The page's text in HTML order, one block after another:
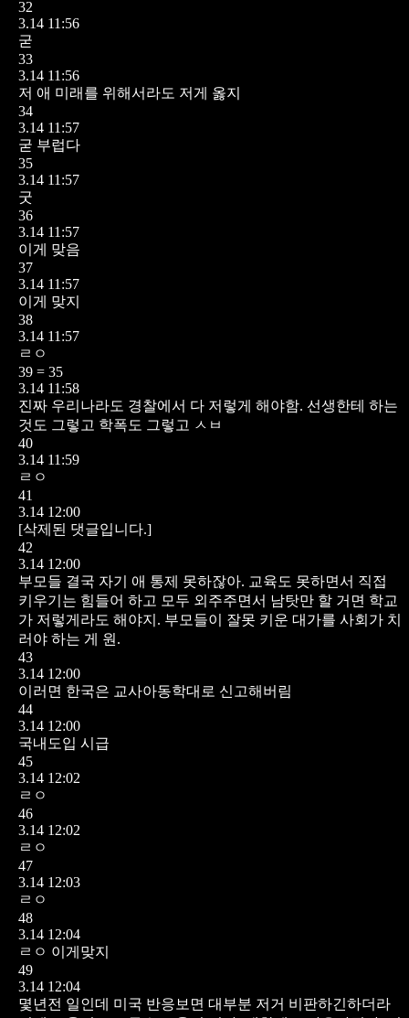
32
3.14 11:56
굳
33
3.14 11:56
저 애 미래를 위해서라도 저게 옳지
34
3.14 11:57
굳 부럽다
35
3.14 11:57
굿
36
3.14 11:57
이게 맞음
37
3.14 11:57
이게 맞지
38
3.14 11:57
ㄹㅇ
39 = 35
3.14 11:58
진짜 우리나라도 경찰에서 다 저렇게 해야함. 선생한테 하는
것도 그렇고 학폭도 그렇고 ㅅㅂ
40
3.14 11:59
ㄹㅇ
41
3.14 12:00
[삭제된 댓글입니다.]
42
3.14 12:00
부모들 결국 자기 애 통제 못하잖아. 교육도 못하면서 직접
키우기는 힘들어 하고 모두 외주주면서 남탓만 할 거면 학교
가 저렇게라도 해야지. 부모들이 잘못 키운 대가를 사회가 치
러야 하는 게 원.
43
3.14 12:00
이러면 한국은 교사아동학대로 신고해버림
44
3.14 12:00
국내도입 시급
45
3.14 12:02
ㄹㅇ
46
3.14 12:02
ㄹㅇ
47
3.14 12:03
ㄹㅇ
48
3.14 12:04
ㄹㅇ 이게맞지
49
3.14 12:04
몇년전 일인데 미국 반응보면 대부분 저거 비판하긴하더라